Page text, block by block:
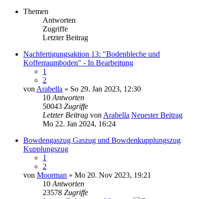
Themen
Antworten
Zugriffe
Letzter Beitrag
Nachfertigungsaktion 13: "Bodenbleche und
Kofferraumboden" - In Bearbeitung
1
2
von Arabella » So 29. Jan 2023, 12:30
10 Antworten
50043 Zugriffe
Letzter Beitrag von Arabella Neuester Beitrag
Mo 22. Jan 2024, 16:24
Bowdengaszug Gaszug und Bowdenkupplungszug
Kupplungszug
1
2
von Moorman » Mo 20. Nov 2023, 19:21
10 Antworten
23578 Zugriffe